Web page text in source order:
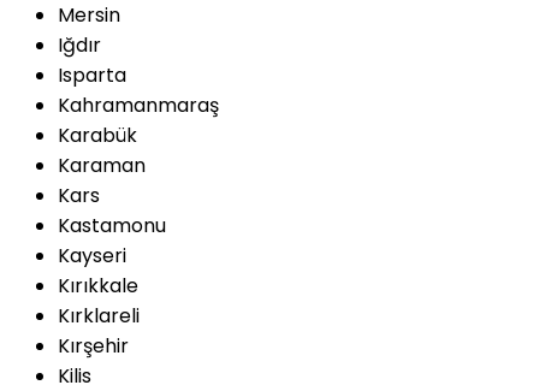
Mersin
Iğdır
Isparta
Kahramanmaraş
Karabük
Karaman
Kars
Kastamonu
Kayseri
Kırıkkale
Kırklareli
Kırşehir
Kilis